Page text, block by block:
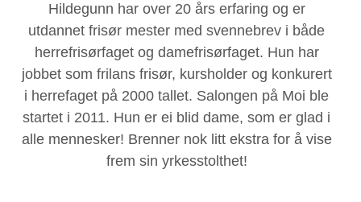
Hildegunn har over 20 års erfaring og er
utdannet frisør mester med svennebrev i både
herrefrisørfaget og damefrisørfaget. Hun har
jobbet som frilans frisør, kursholder og konkurert
i herrefaget på 2000 tallet. Salongen på Moi ble
startet i 2011. Hun er ei blid dame, som er glad i
alle mennesker! Brenner nok litt ekstra for å vise
frem sin yrkesstolthet!